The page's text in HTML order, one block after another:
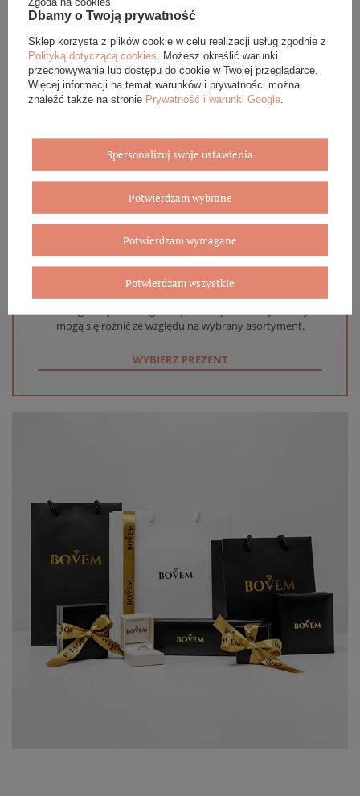
DANE SZCZEGÓŁOWE
OPINIE (0)
GWARANCJA
Eleganckie opakowanie gratis
Biżuterię i zegarki zakupione w sklepie internetowym
BOVEM otrzymasz jako gotowy do wręczenia upominek. Do
mogą się różnić ze względu na wybrany asortyment.
WYBIERZ PREZENT
Dbamy o Twoją prywatność
Sklep korzysta z plików cookie w celu realizacji usług zgodnie z
Polityką dotyczącą cookies . Możesz określić warunki
przechowywania lub dostępu do cookie w Twojej przeglądarce.
Więcej informacji na temat warunków i prywatności można
znaleźć także na stronie Prywatność i warunki Google
Spersonalizuj swoje ustawienia
Potwierdzam wybrane
Potwierdzam wymagane
Potwierdzam wszystkie